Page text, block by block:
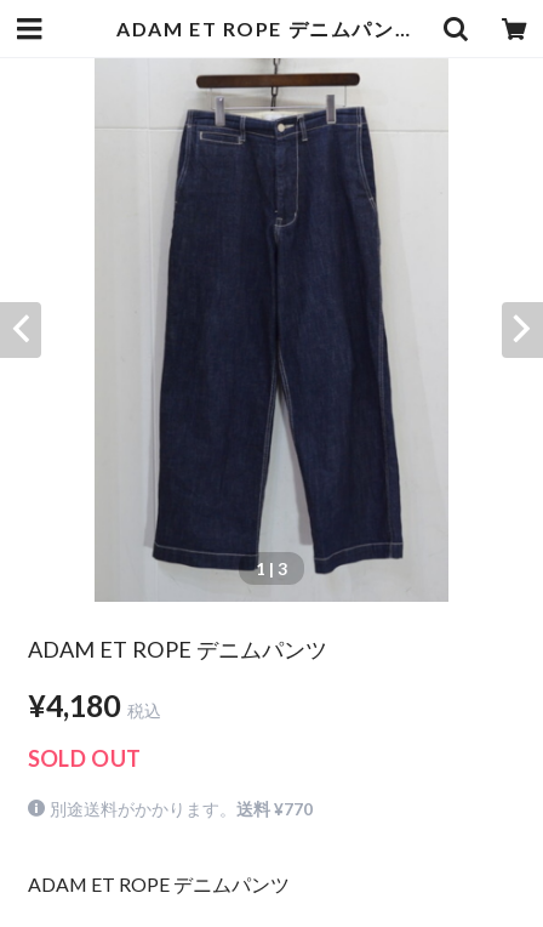
ADAM ET ROPE デニムパンツ | goodbadstore
1 | 3
ADAM ET ROPE デニムパンツ
¥4,180 税込
SOLD OUT
別途送料がかかります。送料 ¥770
ADAM ET ROPE デニムパンツ